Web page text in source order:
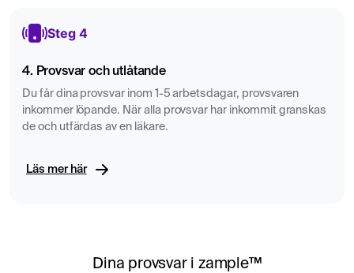
Steg 4
4. Provsvar och utlåtande
Du får dina provsvar inom 1-5 arbetsdagar, provsvaren
inkommer löpande. När alla provsvar har inkommit granskas
de och utfärdas av en läkare.
Läs mer här
Dina provsvar i zample™